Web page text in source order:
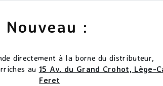
Nouveau :
directement à la borne du distributeur,
au 15 Av. du Grand Crohot, Lège-
Feret